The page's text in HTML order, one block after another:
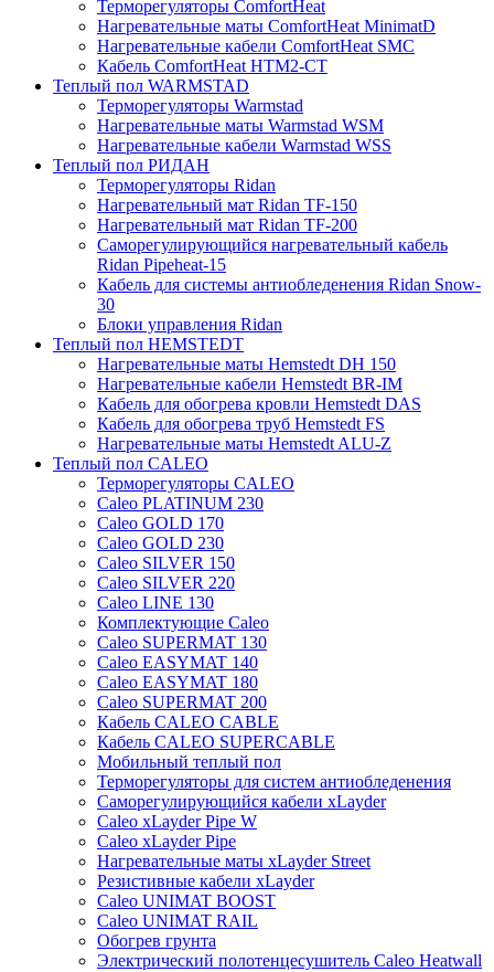
Терморегуляторы ComfortHeat
Нагревательные маты ComfortHeat MinimatD
Нагревательные кабели ComfortHeat SMC
Кабель ComfortHeat HTM2-CT
Теплый пол WARMSTAD
Терморегуляторы Warmstad
Нагревательные маты Warmstad WSM
Нагревательные кабели Warmstad WSS
Теплый пол РИДАН
Терморегуляторы Ridan
Нагревательный мат Ridan TF-150
Нагревательный мат Ridan TF-200
Саморегулирующийся нагревательный кабель
Ridan Pipeheat-15
Кабель для системы антиобледенения Ridan Snow-
30
Блоки управления Ridan
Теплый пол HEMSTEDT
Нагревательные маты Hemstedt DH 150
Нагревательные кабели Hemstedt BR-IM
Кабель для обогрева кровли Hemstedt DAS
Кабель для обогрева труб Hemstedt FS
Нагревательные маты Hemstedt ALU-Z
Теплый пол CALEO
Терморегуляторы CALEO
Caleo PLATINUM 230
Caleo GOLD 170
Caleo GOLD 230
Caleo SILVER 150
Caleo SILVER 220
Caleo LINE 130
Комплектующие Caleo
Caleo SUPERMAT 130
Caleo EASYMAT 140
Caleo EASYMAT 180
Caleo SUPERMAT 200
Кабель CALEO CABLE
Кабель CALEO SUPERCABLE
Мобильный теплый пол
Терморегуляторы для систем антиобледенения
Саморегулирующийся кабели xLayder
Caleo xLayder Pipe W
Caleo xLayder Pipe
Нагревательные маты xLayder Street
Резистивные кабели xLayder
Caleo UNIMAT BOOST
Caleo UNIMAT RAIL
Обогрев грунта
Электрический полотенцесушитель Caleo Heatwall